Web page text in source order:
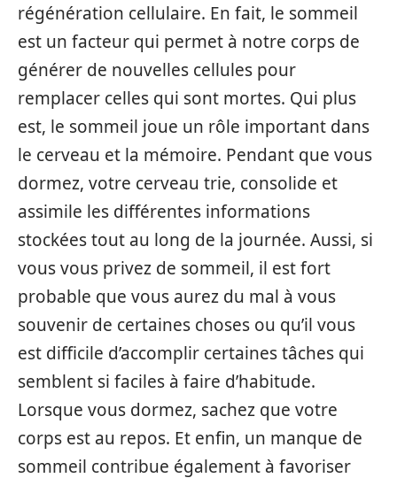
régénération cellulaire. En fait, le sommeil
est un facteur qui permet à notre corps de
générer de nouvelles cellules pour
remplacer celles qui sont mortes. Qui plus
est, le sommeil joue un rôle important dans
le cerveau et la mémoire. Pendant que vous
dormez, votre cerveau trie, consolide et
assimile les différentes informations
stockées tout au long de la journée. Aussi, si
vous vous privez de sommeil, il est fort
probable que vous aurez du mal à vous
souvenir de certaines choses ou qu’il vous
est difficile d’accomplir certaines tâches qui
semblent si faciles à faire d’habitude.
Lorsque vous dormez, sachez que votre
corps est au repos. Et enfin, un manque de
sommeil contribue également à favoriser